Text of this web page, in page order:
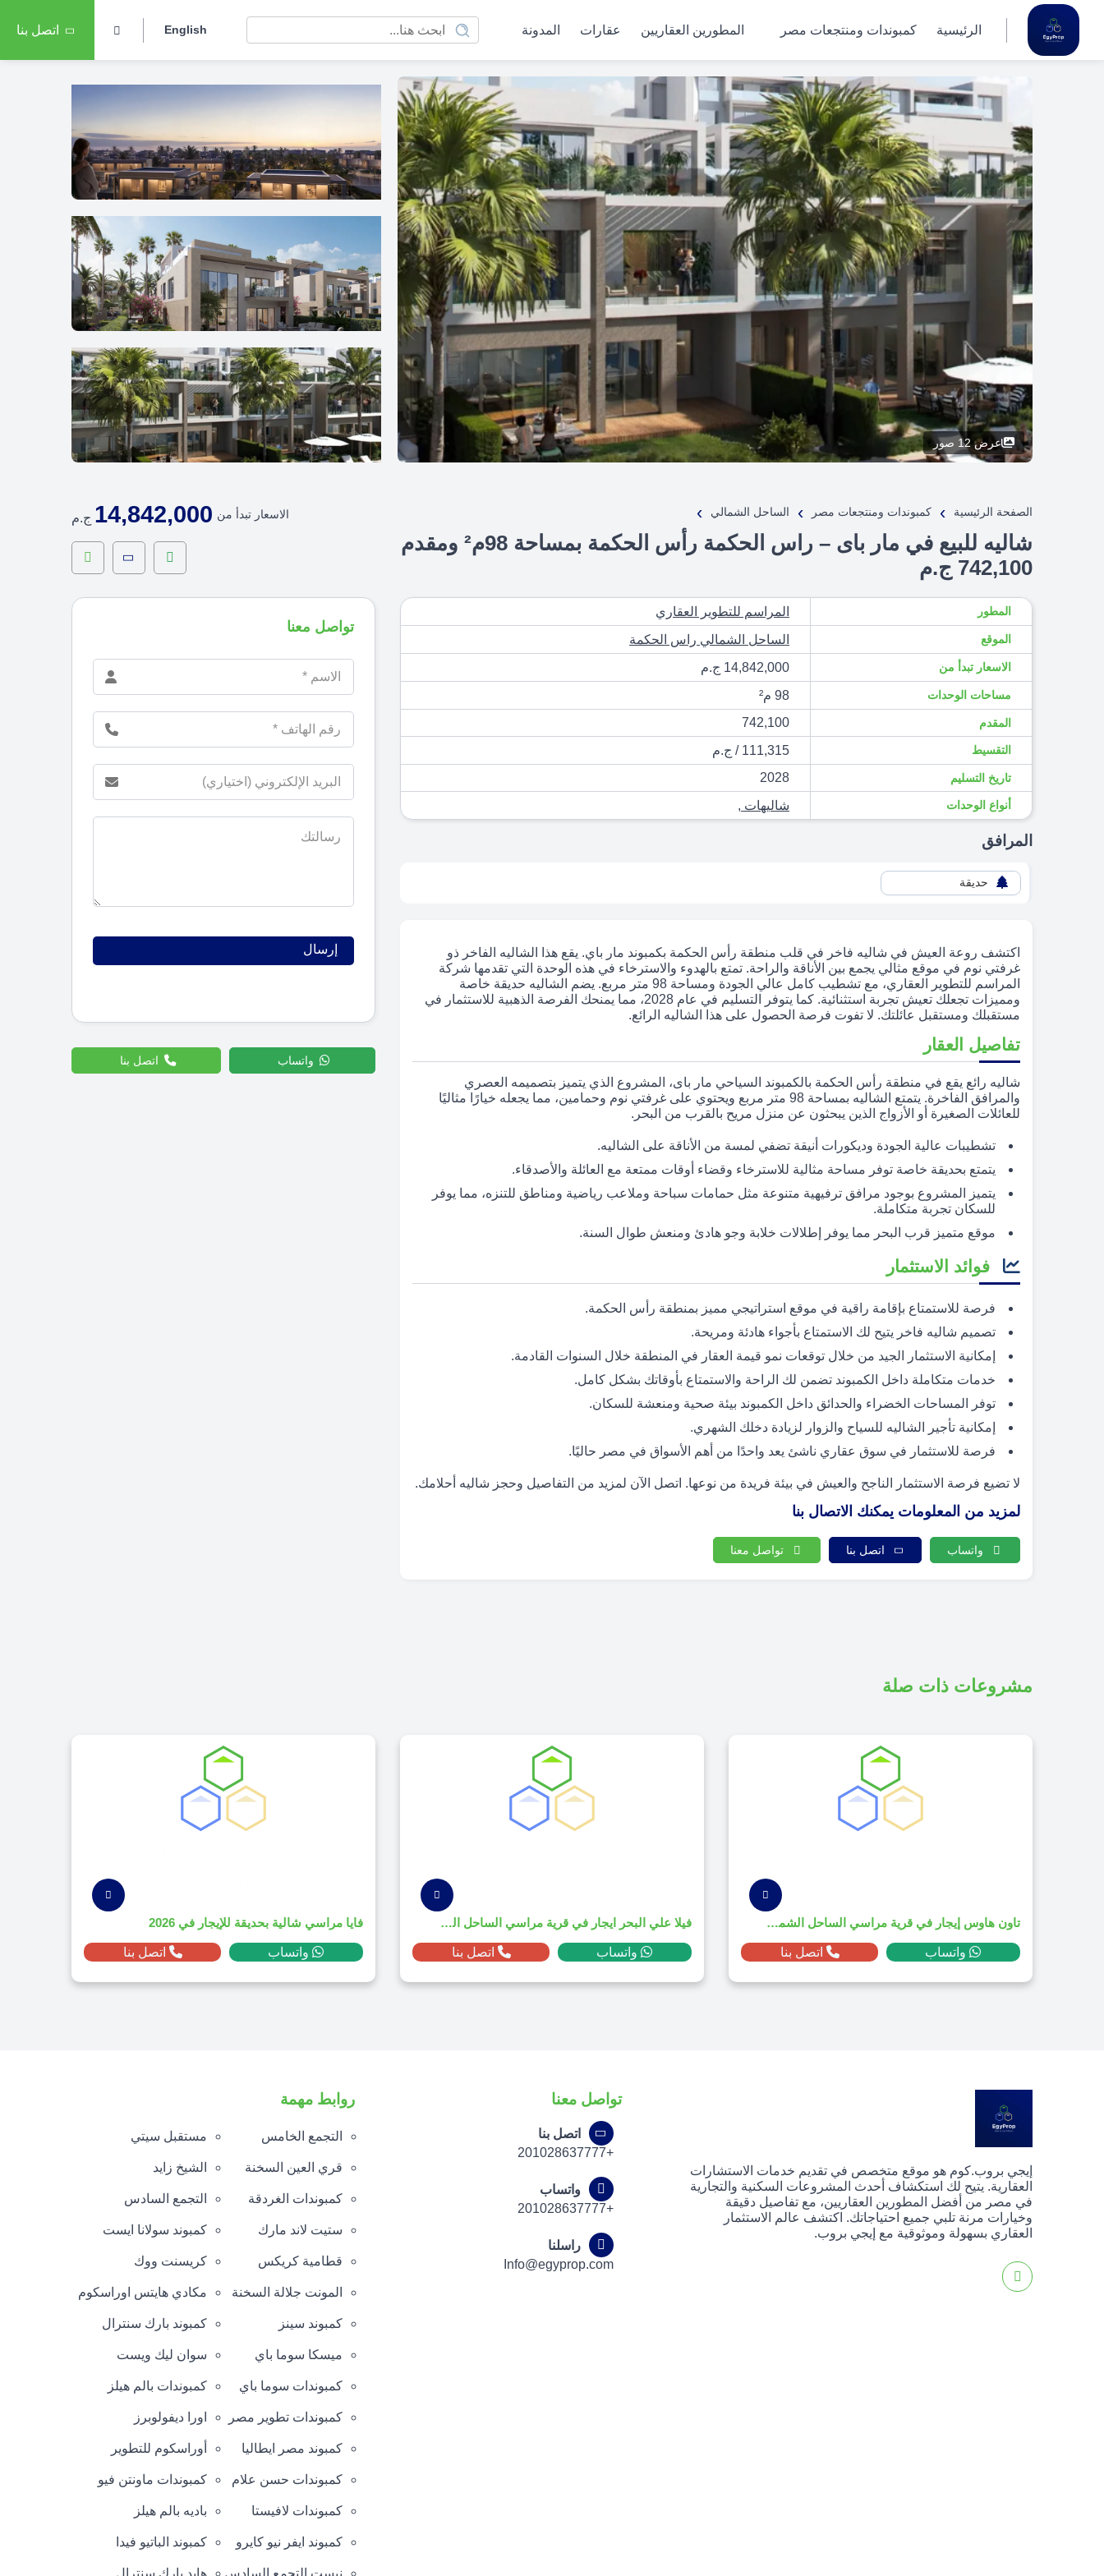
الرئيسية كمبوندات ومنتجعات مصر المطورين العقاريين عقارات المدونة English اتصل بنا
عرض 12 صور
الصفحة الرئيسية › كمبوندات ومنتجعات مصر › الساحل الشمالي ›
شاليه للبيع في مار باى – راس الحكمة رأس الحكمة بمساحة 98م² ومقدم
742,100 ج.م
الاسعار تبدأ من 14,842,000 ج.م
المطور المراسم للتطوير العقاري
الموقع الساحل الشمالي راس الحكمة
الاسعار تبدأ من 14,842,000 ج.م
مساحات الوحدات 98 م²
المقدم 742,100
التقسيط 111,315 / ج.م
تاريخ التسليم 2028
أنواع الوحدات شاليهات ,
المرافق
حديقة
اكتشف روعة العيش في شاليه فاخر في قلب منطقة رأس الحكمة بكمبوند مار باي. يقع هذا الشاليه الفاخر ذو
غرفتي نوم في موقع مثالي يجمع بين الأناقة والراحة. تمتع بالهدوء والاسترخاء في هذه الوحدة التي تقدمها شركة
المراسم للتطوير العقاري، مع تشطيب كامل عالي الجودة ومساحة 98 متر مربع. يضم الشاليه حديقة خاصة
ومميزات تجعلك تعيش تجربة استثنائية. كما يتوفر التسليم في عام 2028، مما يمنحك الفرصة الذهبية للاستثمار في
مستقبلك ومستقبل عائلتك. لا تفوت فرصة الحصول على هذا الشاليه الرائع.
تفاصيل العقار
شاليه رائع يقع في منطقة رأس الحكمة بالكمبوند السياحي مار باى، المشروع الذي يتميز بتصميمه العصري
والمرافق الفاخرة. يتمتع الشاليه بمساحة 98 متر مربع ويحتوي على غرفتي نوم وحمامين، مما يجعله خيارًا مثاليًا
للعائلات الصغيرة أو الأزواج الذين يبحثون عن منزل مريح بالقرب من البحر.
تشطيبات عالية الجودة وديكورات أنيقة تضفي لمسة من الأناقة على الشاليه.
يتمتع بحديقة خاصة توفر مساحة مثالية للاسترخاء وقضاء أوقات ممتعة مع العائلة والأصدقاء.
يتميز المشروع بوجود مرافق ترفيهية متنوعة مثل حمامات سباحة وملاعب رياضية ومناطق للتنزه، مما يوفر
للسكان تجربة متكاملة.
موقع متميز قرب البحر مما يوفر إطلالات خلابة وجو هادئ ومنعش طوال السنة.
فوائد الاستثمار
فرصة للاستمتاع بإقامة راقية في موقع استراتيجي مميز بمنطقة رأس الحكمة.
تصميم شاليه فاخر يتيح لك الاستمتاع بأجواء هادئة ومريحة.
إمكانية الاستثمار الجيد من خلال توقعات نمو قيمة العقار في المنطقة خلال السنوات القادمة.
خدمات متكاملة داخل الكمبوند تضمن لك الراحة والاستمتاع بأوقاتك بشكل كامل.
توفر المساحات الخضراء والحدائق داخل الكمبوند بيئة صحية ومنعشة للسكان.
إمكانية تأجير الشاليه للسياح والزوار لزيادة دخلك الشهري.
فرصة للاستثمار في سوق عقاري ناشئ يعد واحدًا من أهم الأسواق في مصر حاليًا.
لا تضيع فرصة الاستثمار الناجح والعيش في بيئة فريدة من نوعها. اتصل الآن لمزيد من التفاصيل وحجز شاليه أحلامك.
لمزيد من المعلومات يمكنك الاتصال بنا
واتساب اتصل بنا تواصل معنا
تواصل معنا
واتساب اتصل بنا
مشروعات ذات صلة
تاون هاوس إيجار في قرية مراسي الساحل الشمالي 2025
واتساب اتصل بنا
فيلا علي البحر ايجار في قرية مراسي الساحل الشمالي
واتساب اتصل بنا
فايا مراسي شالية بحديقة للإيجار في 2026
واتساب اتصل بنا
إيجي بروب.كوم هو موقع متخصص في تقديم خدمات الاستشارات
العقارية. يتيح لك استكشاف أحدث المشروعات السكنية والتجارية
في مصر من أفضل المطورين العقاريين، مع تفاصيل دقيقة
وخيارات مرنة تلبي جميع احتياجاتك. اكتشف عالم الاستثمار
العقاري بسهولة وموثوقية مع إيجي بروب.
تواصل معنا
اتصل بنا
+201028637777
واتساب
+201028637777
راسلنا
Info@egyprop.com
روابط مهمة
التجمع الخامس مستقبل سيتي
قري العين السخنة الشيخ زايد
كمبوندات الغردقة التجمع السادس
ستيت لاند مارك كمبوند سولانا ايست
قطامية كريكس كريسنت ووك
المونت جلالة السخنة مكادي هايتس اوراسكوم
كمبوند سينز كمبوند بارك سنترال
ميسكا سوما باي سوان ليك ويست
كمبوندات سوما باي كمبوندات بالم هيلز
كمبوندات تطوير مصر اورا ديفولوبرز
كمبوند مصر ايطاليا أوراسكوم للتطوير
كمبوندات حسن علام كمبوندات ماونتن فيو
كمبوندات لافيستا باديه بالم هيلز
كمبوند ايفر نيو كايرو كمبوند الباتيو فيدا
نيست التجمع السادس هايد بارك سنترال